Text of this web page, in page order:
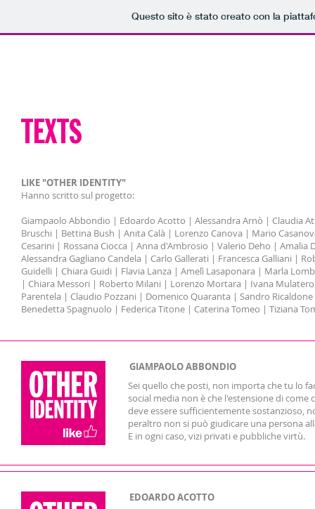
Questo sito è stato creato con la
TEXTS
LIKE "OTHER IDENTITY"
Hanno scritto sul progetto:
Giampaolo Abbondio | Edoardo Acotto | Alessandra Arnò | Claudia
Bruschi | Bettina Bush | Anita Calà | Lorenzo Canova | Mario
Cesarini | Rossana Ciocca | Anna d'Ambrosio | Valerio Deho |
Alessandra Gagliano Candela | Carlo Gallerati | Francesca Galliani |
Guidelli | Chiara Guidi | Flavia Lanza | Amelì Lasaponara | Marla
| Chiara Messori | Roberto Milani | Lorenzo Mortara | Ivana
Parentela | Claudio Pozzani | Domenico Quaranta | Sandro
Benedetta Spagnuolo | Federica Titone | Caterina Tomeo | Tiziana
GIAMPAOLO ABBONDIO
Sei quello che posti, non importa che tu lo
social media non è che l'estensione di
deve essere sufficientemente sostanzioso,
peraltro non si può giudicare una persona
E in ogni caso, vizi privati e pubbliche virtù.
EDOARDO ACOTTO